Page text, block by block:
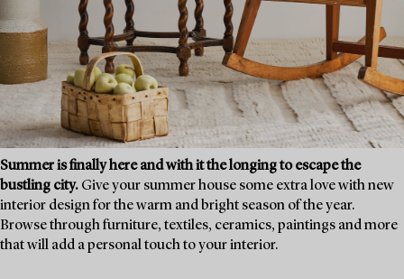
Summer is finally here and with it the longing to escape the
bustling city. Give your summer house some extra love with new
interior design for the warm and bright season of the year.
Browse through furniture, textiles, ceramics, paintings and more
that will add a personal touch to your interior.